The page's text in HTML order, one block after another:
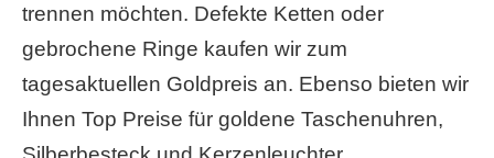
trennen möchten. Defekte Ketten oder
gebrochene Ringe kaufen wir zum
tagesaktuellen Goldpreis an. Ebenso bieten wir
Ihnen Top Preise für goldene Taschenuhren,